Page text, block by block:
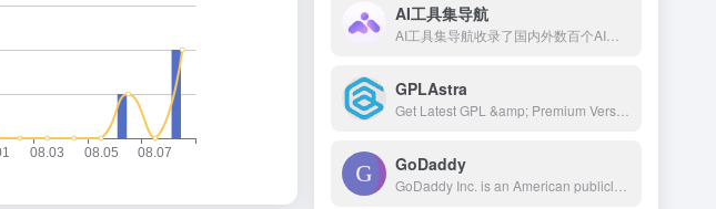
AI工具集导航
GPLAstra
GoDaddy